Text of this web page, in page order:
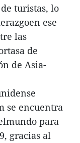
turistas, lo
ese
las
de
de Asia-
se encuentra
para
gracias al